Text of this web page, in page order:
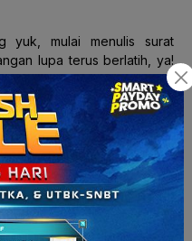
yuk, mulai menulis surat
lupa terus berlatih, ya!
belajar bersama guru
!
juga sudah terstandarisasi
nih, mau diajarkan secara
Fleksibel, kan? Pesan
buat jadi juara, ya!